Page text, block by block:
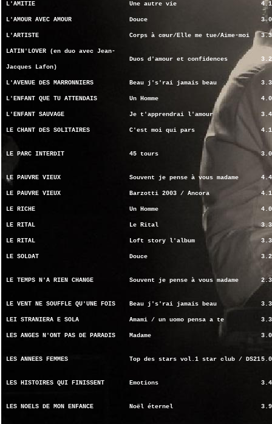
L'AMITIE Une autre vie
L'AMOUR AVEC AMOUR Douce
L'ARTISTE Corps à cœur/Elle me tue/Aime-moi
LATIN'LOVER (en duo avec Jean-
Jacques Lafon)
Duos d'amour et confidences
L'AVENUE DES MARRONNIERS Beau j's'rai jamais beau
L'ENFANT QUE TU ATTENDAIS Un Homme
L'ENFANT SAUVAGE Je t'apprendrai l'amour
LE CHANT DES SOLITAIRES C'est moi qui pars
LE PARC INTERDIT 45 tours
LE PAUVRE VIEUX Souvent je pense à vous madame
LE PAUVRE VIEUX Barzotti 2003 / Ancora
LE RICHE Un Homme
LE RITAL Le Rital
LE RITAL Loft story l'album
LE SOLDAT Douce
LE TEMPS N'A RIEN CHANGE Souvent je pense à vous madame
LE VENT NE SOUFFLE QU'UNE FOIS Beau j's'rai jamais beau
LEI STRANIERA E SOLA Amami / un uomo pensa a te
LES ANGES N'ONT PAS DE PARADIS Madame
LES ANNEES FEMMES Top des stars vol.1 star club / DS21
LES HISTOIRES QUI FINISSENT Emotions
LES NOELS DE MON ENFANCE Noël éternel 3.9